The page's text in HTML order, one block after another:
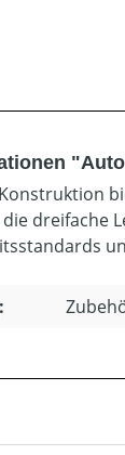
dreifache